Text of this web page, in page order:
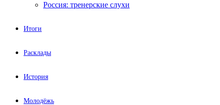
Россия: тренерские слухи
Итоги
Расклады
История
Молодёжь